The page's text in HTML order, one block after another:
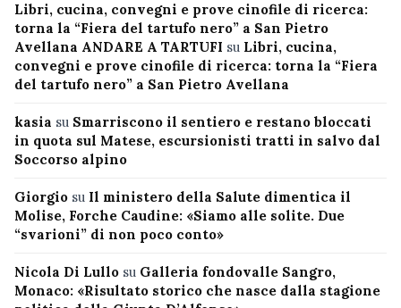
Libri, cucina, convegni e prove cinofile di ricerca:
torna la “Fiera del tartufo nero” a San Pietro
Avellana ANDARE A TARTUFI su Libri, cucina,
convegni e prove cinofile di ricerca: torna la “Fiera
del tartufo nero” a San Pietro Avellana
kasia su Smarriscono il sentiero e restano bloccati
in quota sul Matese, escursionisti tratti in salvo dal
Soccorso alpino
Giorgio su Il ministero della Salute dimentica il
Molise, Forche Caudine: «Siamo alle solite. Due
“svarioni” di non poco conto»
Nicola Di Lullo su Galleria fondovalle Sangro,
Monaco: «Risultato storico che nasce dalla stagione